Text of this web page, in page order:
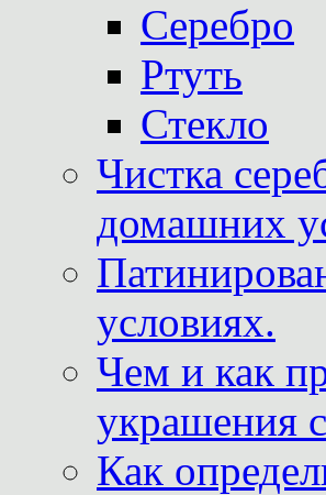
Серебро
Ртуть
Стекло
Чистка
домашних
условиях.
Чем и как
украшения
Как